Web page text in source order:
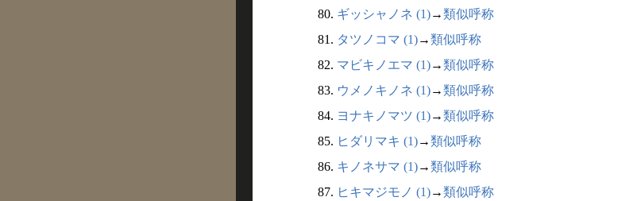
80. ギッシャノネ (1)→類似呼称
81. タツノコマ (1)→類似呼称
82. マビキノエマ (1)→類似呼称
83. ウメノキノネ (1)→類似呼称
84. ヨナキノマツ (1)→類似呼称
85. ヒダリマキ (1)→類似呼称
86. キノネサマ (1)→類似呼称
87. ヒキマジモノ (1)→類似呼称